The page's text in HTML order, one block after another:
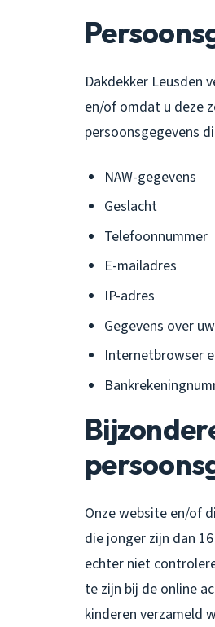
Dakdekker Leusden
en/of omdat u deze
persoonsgegevens
NAW-gegevens
Geslacht
Telefoonnummer
E-mailadres
IP-adres
Gegevens over
Internetbrowser
Onze website en/of
die jonger zijn dan
echter niet
te zijn bij de online
kinderen verzameld